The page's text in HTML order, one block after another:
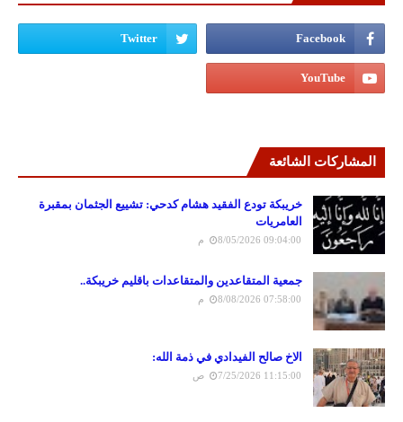
المشاركات الشائعة
خريبكة تودع الفقيد هشام كدحي: تشييع الجثمان بمقبرة
العامريات
8/05/2026 09:04:00 م
جمعية المتقاعدين والمتقاعدات باقليم خريبكة..
8/08/2026 07:58:00 م
الاخ صالح الفيدادي في ذمة الله:
7/25/2026 11:15:00 ص